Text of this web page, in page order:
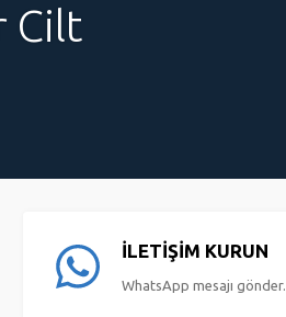
Cilt
İLETİŞİM KURUN
WhatsApp mesajı gönder.